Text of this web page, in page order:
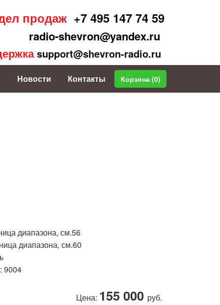
продаж +7 495 147 74 59
radio-shevron@yandex.ru
support@shevron-radio.ru
Новости Контакты Корзина (0)
диапазона, см.56
диапазона, см.60
9004
Цена: 155 000 руб.